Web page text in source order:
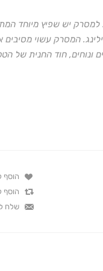
למסרק יש שפיץ מיוחד
המסרק עשוי מסיבים
ונוחים, חוד החנית של